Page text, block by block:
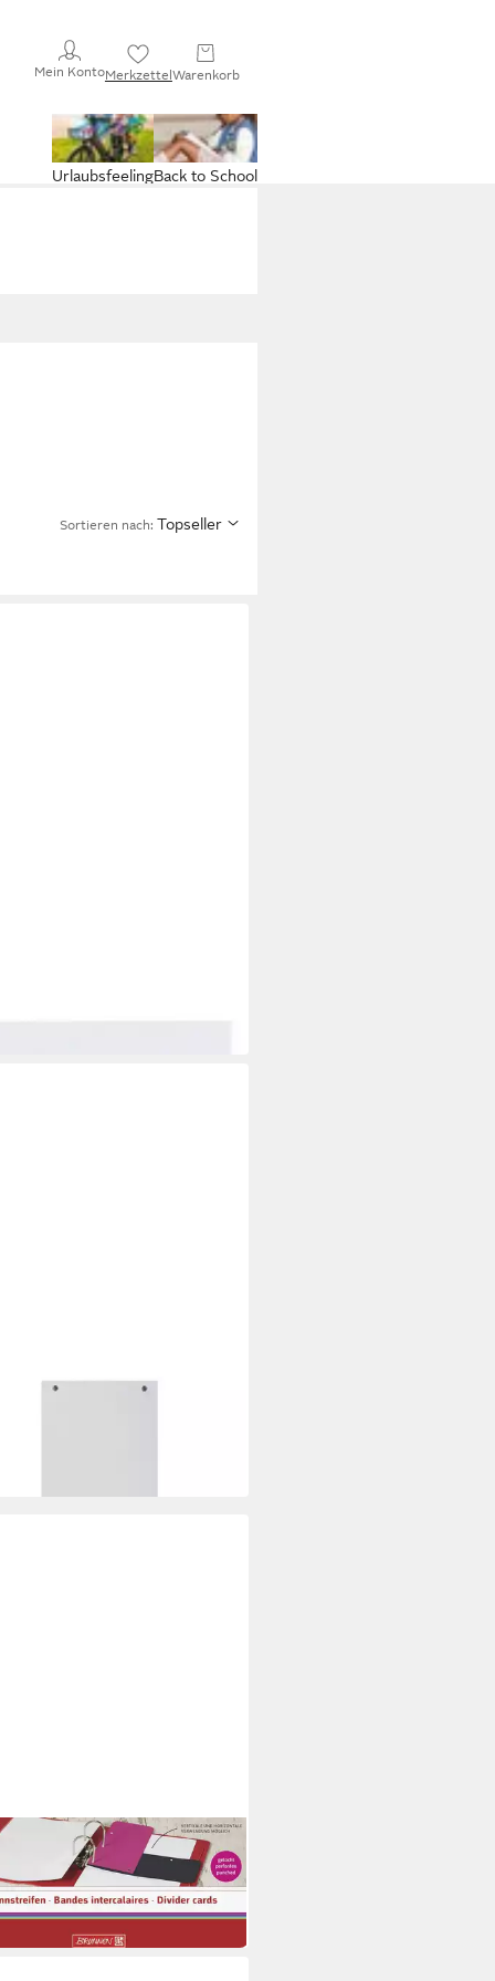
Mein KontoMerkzettelWarenkorb
Back to School
Urlaubsfeeling
Sortieren nach: Topseller
BRUNNEN
CC pink
bei dir